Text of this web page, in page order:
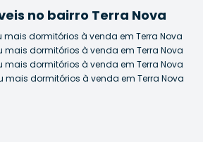
no bairro Terra Nova
mais dormitórios à venda em Terra Nova
mais dormitórios à venda em Terra Nova
mais dormitórios à venda em Terra Nova
mais dormitórios à venda em Terra Nova